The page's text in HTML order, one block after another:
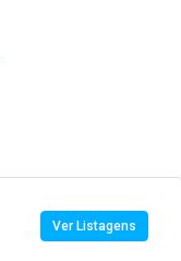
Ver Listagens